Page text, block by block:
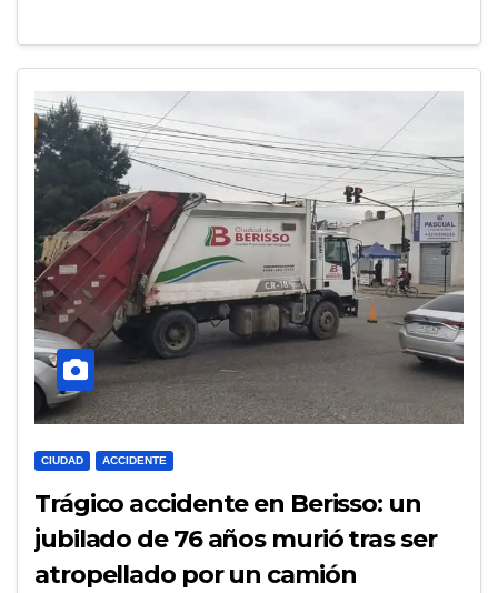
CIUDAD ACCIDENTE
Trágico accidente en Berisso: un
jubilado de 76 años murió tras ser
atropellado por un camión